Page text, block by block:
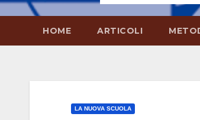
HOME ARTICOLI
LA NUOVA SCUOLA